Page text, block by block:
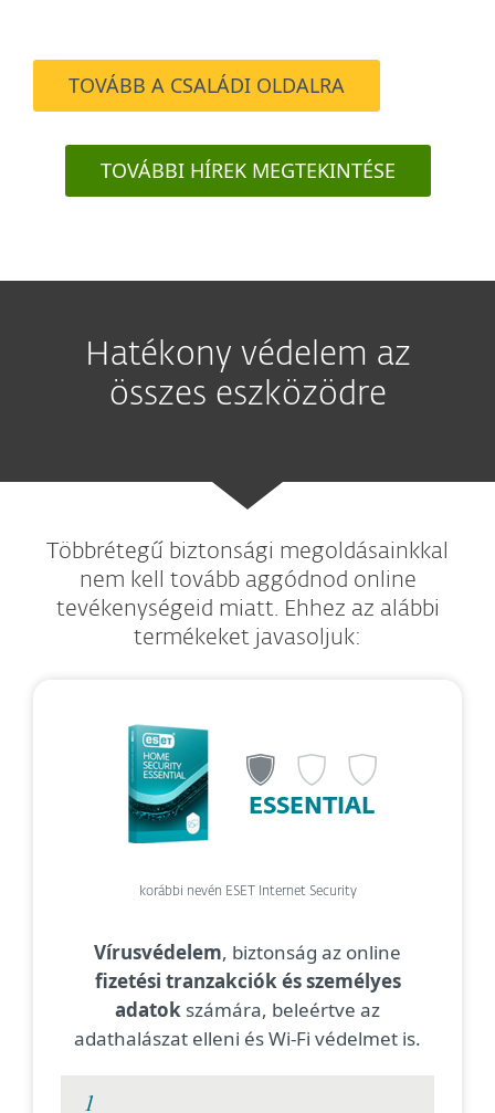
TOVÁBB A CSALÁDI OLDALRA
TOVÁBBI HÍREK MEGTEKINTÉSE
Hatékony védelem az
összes eszközödre
Többrétegű biztonsági megoldásainkkal
nem kell tovább aggódnod online
tevékenységeid miatt. Ehhez az alábbi
termékeket javasoljuk:
ESSENTIAL
korábbi nevén ESET Internet Security
Vírusvédelem, biztonság az online
fizetési tranzakciók és személyes
adatok számára, beleértve az
adathalászat elleni és Wi-Fi védelmet is.